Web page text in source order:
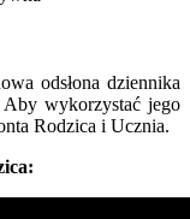
odsłona dziennika
wykorzystać jego
Rodzica i Ucznia.